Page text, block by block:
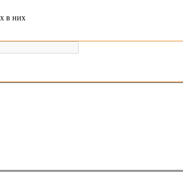
в них